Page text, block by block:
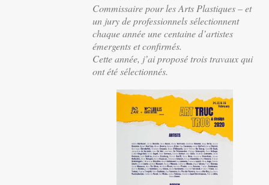
Commissaire pour les Arts Plastiques – et
un jury de professionnels sélectionnent
chaque année une centaine d’artistes
émergents et confirmés.
Cette année, j’ai proposé trois travaux qui
ont été sélectionnés.